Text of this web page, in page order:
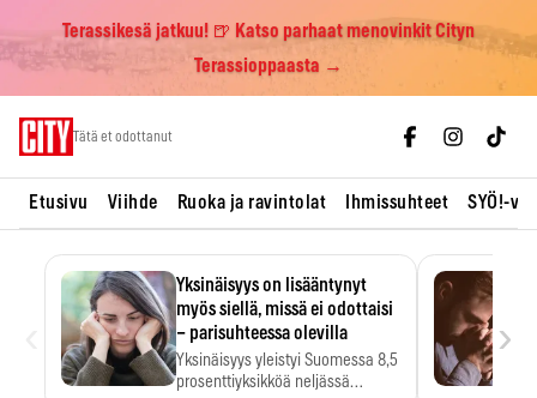
Terassikesä jatkuu! 🍺 Katso parhaat menovinkit Cityn
Terassioppaasta →
Tätä et odottanut
Etusivu Viihde Ruoka ja ravintolat Ihmissuhteet SYÖ!-
Yksinäisyys on lisääntynyt
myös siellä, missä ei odottaisi
– parisuhteessa olevilla
Yksinäisyys yleistyi Suomessa 8,5
prosenttiyksikköä neljässä
›